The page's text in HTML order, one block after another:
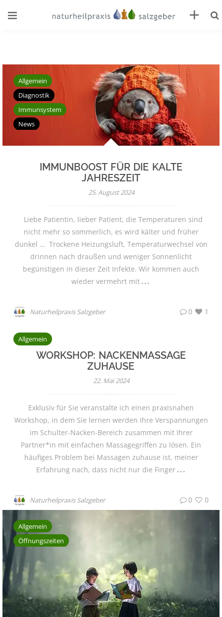
Allgemein
Diagnostik
Immunsystem
News
IMMUNBOOST FÜR DIE KALTE
JAHRESZEIT
25. August 2024
Liebe Patientin, lieber Patient, die Temperaturen sind
nicht mehr so sommerlich, es wird kälter und früher
dunkel … Trockene Heizungsluft, Temperaturwechsel von
drinnen nach draußen und weniger Sonnenlicht
begünstigen in dieser Zeit Infekte. Wir kommen auch
wieder vermehrt mit
Naturheilpraxis Salzgeber 1
0
Allgemein
WORKSHOP: NACKENMASSAGE
ZUHAUSE
22. Mai 2024
Exklusiv für Sie veranstalte ich einen praxisnahen
Workshop, in dem Sie lernen werden Ihre Verspannungen
im Schulter-Nacken-Bereich zusammen mit Ihrer
Partner*in mit einfachen Massagegriffen zu lösen. Ein
häufiges Problem bei Massagen zuhause ist, meiner
Erfahrung nach, dass nicht nur die Finger
Naturheilpraxis Salzgeber 0
0
Allgemein
Öffnungszeiten